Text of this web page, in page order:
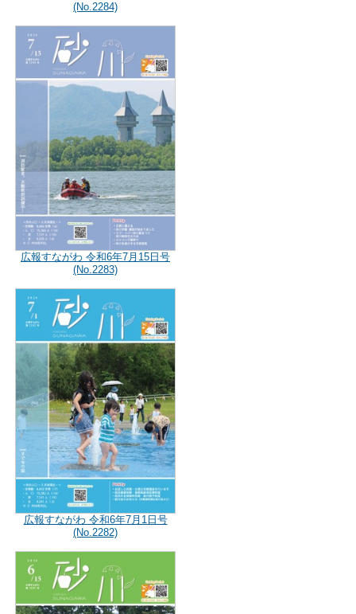
(No.2284)
広報すながわ 令和6年7月15日号
(No.2283)
広報すながわ 令和6年7月1日号
(No.2282)